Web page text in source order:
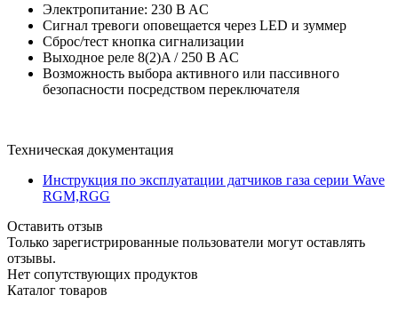
Электропитание: 230 B AC
Сигнал тревоги оповещается через LED и зуммер
Сброс/тест кнопка сигнализации
Выходное реле 8(2)A / 250 B AC
Возможность выбора активного или пассивного
безопасности посредством переключателя
Техническая документация
Инструкция по эксплуатации датчиков газа серии Wave
RGM,RGG
Оставить отзыв
Только зарегистрированные пользователи могут оставлять
отзывы.
Нет сопутствующих продуктов
Каталог товаров